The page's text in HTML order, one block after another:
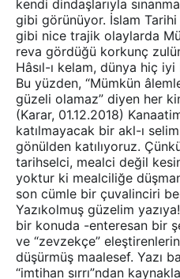
kendi dindaşlarıyla
gibi görünüyor. İslam
gibi nice trajik olaylarda
reva gördüğü korkunç
Hâsıl-ı kelam, dünya hiç
Bu yüzden, “Mümkün
güzeli olamaz” diyen her
(Karar, 01.12.2018)
katılmayacak bir akl-ı
gönülden katılıyoruz.
tarihselci, mealci değil
yoktur ki mealciliğe
son cümle bir çuvalinciri
Yazıkolmuş güzelim
bir konuda -enteresan bir
ve “zevzekçe”
düşürmüş maalesef. Yazı
“imtihan sırrı”ndan